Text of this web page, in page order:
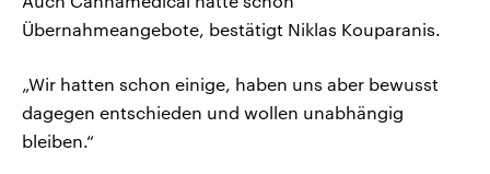
Übernahmeangebote, bestätigt Niklas Kouparanis.
„Wir hatten schon einige, haben uns aber bewusst
dagegen entschieden und wollen unabhängig
bleiben.“